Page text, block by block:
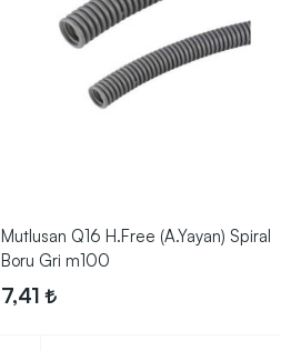
Mutlusan Q16 H.Free (A.Yayan) Spiral
Boru Gri m100
7,41